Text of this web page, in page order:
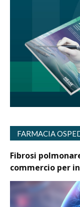
FARMACIA
Fibrosi
commercio per